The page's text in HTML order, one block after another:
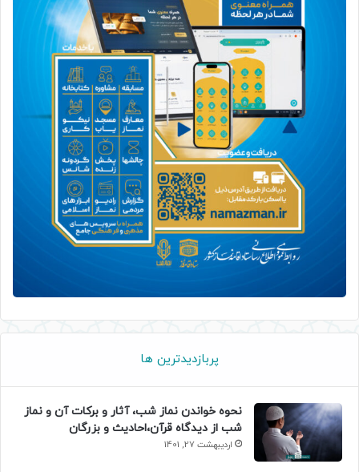
پربازدیدترین ها
نحوه خواندن نماز شب، آثار و برکات آن و نماز
شب از دیدگاه قرآن،احادیث و بزرگان
اردیبهشت 27, 1401